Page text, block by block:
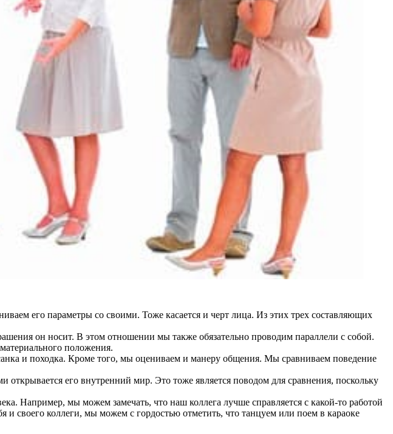
его параметры со своими. Тоже касается и черт лица. Из этих трех составляющих
он носит. В этом отношении мы также обязательно проводим параллели с собой.
положения.
и походка. Кроме того, мы оцениваем и манеру общения. Мы сравниваем поведение
его внутренний мир. Это тоже является поводом для сравнения, поскольку
Например, мы можем замечать, что наш коллега лучше справляется с какой-то работой
своего коллеги, мы можем с гордостью отметить, что танцуем или поем в караоке